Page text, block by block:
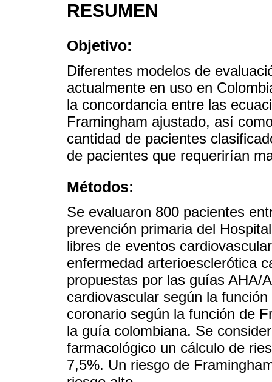
RESUMEN
Objetivo:
Diferentes modelos de
actualmente en uso en
la concordancia entre las
Framingham ajustado, así
cantidad de pacientes
de pacientes que requerirían
Métodos:
Se evaluaron 800 pacientes
prevención primaria del
libres de eventos
enfermedad arterioesclerótica
propuestas por las guías AHA/
cardiovascular según la
coronario según la función de
la guía colombiana. Se
farmacológico un cálculo de
7,5%. Un riesgo de